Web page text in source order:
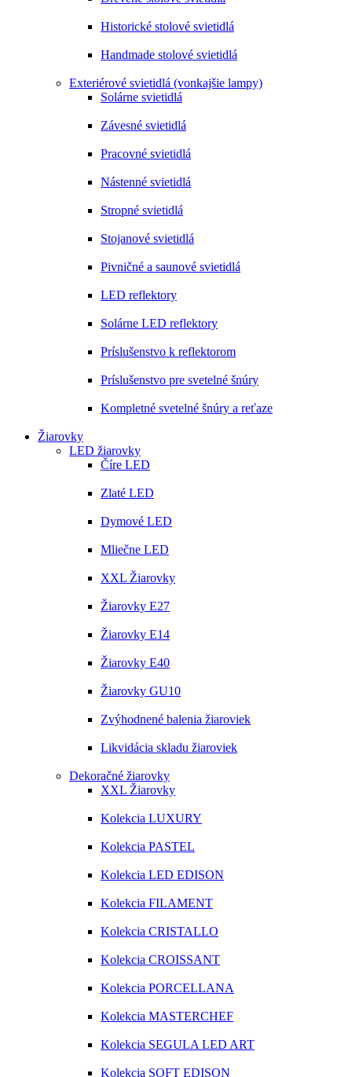
Historické stolové svietidlá
Handmade stolové svietidlá
Exteriérové svietidlá (vonkajšie lampy)
Solárne svietidlá
Závesné svietidlá
Pracovné svietidlá
Nástenné svietidlá
Stropné svietidlá
Stojanové svietidlá
Pivničné a saunové svietidlá
LED reflektory
Solárne LED reflektory
Príslušenstvo k reflektorom
Príslušenstvo pre svetelné šnúry
Kompletné svetelné šnúry a reťaze
Žiarovky
LED žiarovky
Číre LED
Zlaté LED
Dymové LED
Mliečne LED
XXL Žiarovky
Žiarovky E27
Žiarovky E14
Žiarovky E40
Žiarovky GU10
Zvýhodnené balenia žiaroviek
Likvidácia skladu žiaroviek
Dekoračné žiarovky
XXL Žiarovky
Kolekcia LUXURY
Kolekcia PASTEL
Kolekcia LED EDISON
Kolekcia FILAMENT
Kolekcia CRISTALLO
Kolekcia CROISSANT
Kolekcia PORCELLANA
Kolekcia MASTERCHEF
Kolekcia SEGULA LED ART
Kolekcia SOFT EDISON